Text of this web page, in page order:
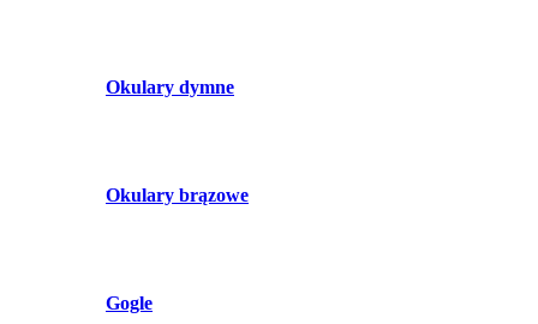
Okulary dymne
Okulary brązowe
Gogle